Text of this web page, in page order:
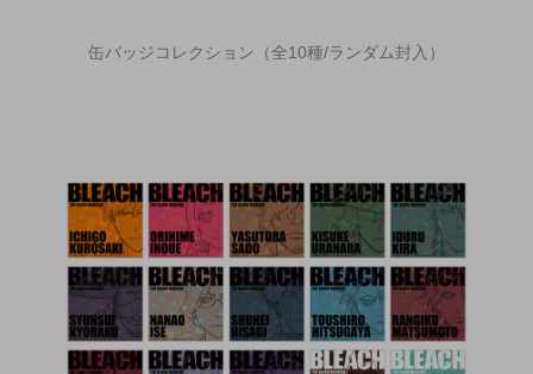
缶バッジコレクション（全10種/ランダム封入）